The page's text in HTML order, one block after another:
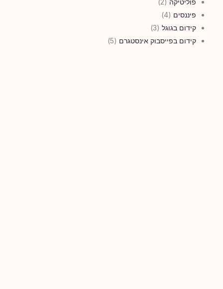
פיננסים (4)
קידום בגוגל (3)
קידום בפייסבוק אינסטגרם (5)